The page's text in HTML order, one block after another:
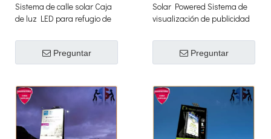
Sistema de calle solar Caja
de luz LED para refugio de
Preguntar
Solar Powered Sistema de
visualización de publicidad
Preguntar